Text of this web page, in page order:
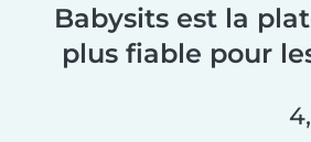
Babysits est la
plus fiable pour